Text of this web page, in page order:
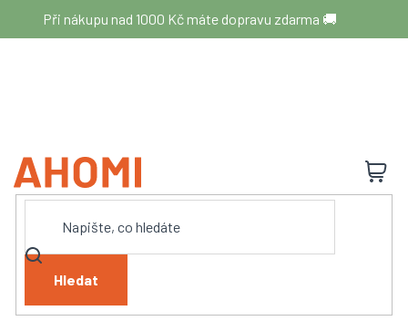
obsah
Při nákupu nad 1000 Kč máte dopravu zdarma 🚚
Hledat